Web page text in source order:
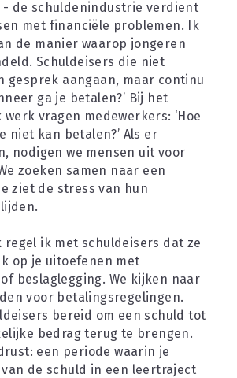
- de schuldenindustrie verdient
met financiële problemen. Ik
de manier waarop jongeren
Schuldeisers die niet
gesprek aangaan, maar continu
ga je betalen?’ Bij het
vragen medewerkers: ‘Hoe
niet kan betalen?’ Als er
nodigen we mensen uit voor
zoeken samen naar een
ziet de stress van hun
regel ik met schuldeisers dat ze
op je uitoefenen met
beslaglegging. We kijken naar
voor betalingsregelingen.
bereid om een schuld tot
bedrag terug te brengen.
een periode waarin je
de schuld in een leertraject